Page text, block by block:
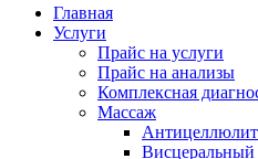
жизнь"Главная
Услуги
Прайс на услуги
Прайс на анализы
Комплексная
Массаж
Висцеральный